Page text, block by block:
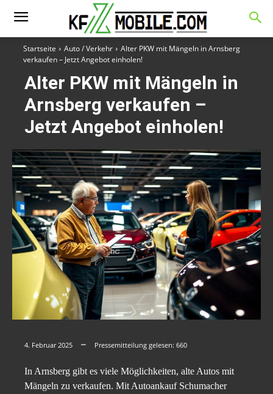
Startseite Auto / Verkehr
Alter PKW mit Mängeln in Arnsberg
verkaufen – Jetzt Angebot einholen!
Alter PKW mit Mängeln in
Arnsberg verkaufen –
Jetzt Angebot einholen!
4. Februar 2025 Pressemitteilung gelesen: 660
In Arnsberg gibt es viele Möglichkeiten, alte Autos mit
Mängeln zu verkaufen. Mit Autoankauf Schumacher